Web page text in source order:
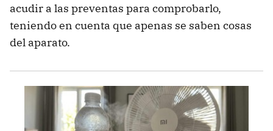
acudir a las preventas para comprobarlo,
teniendo en cuenta que apenas se saben cosas
del aparato.